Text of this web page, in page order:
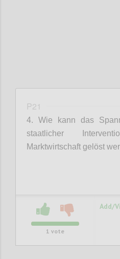
P21
4. Wie kann das
staatlicher
Marktwirtschaft gelöst
1 vote
Add/